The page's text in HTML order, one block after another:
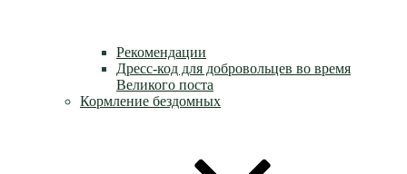
Рекомендации
Дресс-код для добровольцев во время
Великого поста
Кормление бездомных